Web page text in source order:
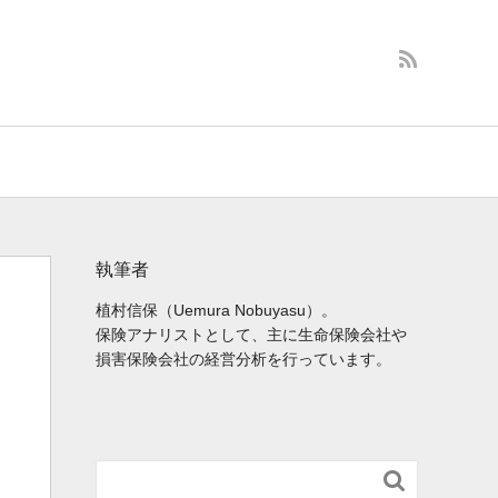
執筆者
植村信保（Uemura Nobuyasu）。
保険アナリストとして、主に生命保険会社や
損害保険会社の経営分析を行っています。
